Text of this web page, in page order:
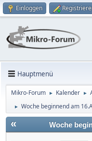
Einloggen
Hauptmenü
Mikro-Forum ► Kalender ►
► Woche beginnend am
« Woche